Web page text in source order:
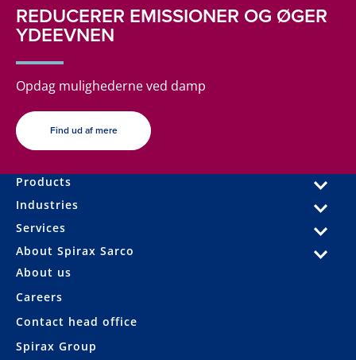
REDUCERER EMISSIONER OG ØGER
YDEEVNEN
Opdag mulighederne ved damp
Find ud af mere
Products
Industries
Services
About Spirax Sarco
About us
Careers
Contact head office
Spirax Group